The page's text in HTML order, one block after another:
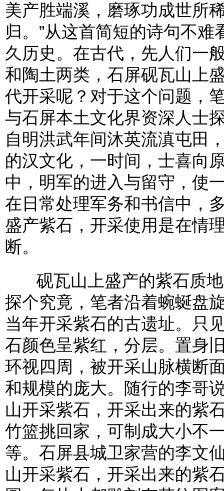
美产胜端溪，磨琢功成世所
归。”从这首简短的诗句不
久历史。在古代，先人们一
和陶土两类，石屏砚瓦山上
代开采呢？对于这个问题，
与石屏本土文化界资深人士
自明洪武年间沐英流滇屯田
的汉文化，一时间，士喜向
中，明军的进入与留守，使
在日常处理军务和书信中，
盛产紫石，开采使用是在情
断。
砚瓦山上盛产的紫石质地
探个究竟，笔者沿着蜿蜒盘
当年开采紫石的古遗址。只
石颜色呈紫红，分层。置身
环视四周，被开采山脉横断
和规模的庞大。随行的李哥
山开采紫石，开采出来的紫
竹篮挑回家，可制成大小不
等。石屏县城卫家营的李文
山开采紫石，开采出来的紫